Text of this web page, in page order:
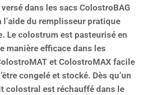
dans les sacs ColostroBAG
l’aide du remplisseur pratique
Le colostrum est pasteurisé en
manière efficace dans les
et ColostroMAX facile
congelé et stocké. Dès qu’un
colostral est réchauffé dans le